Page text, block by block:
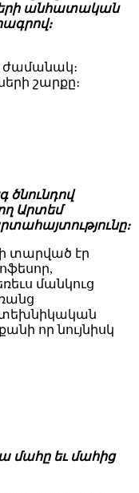
անհատական
ժամանակ։
շարքը։
ծնունդով
Արտեմ
տարված էր
մանկուց
որ նույնիսկ
մահը եւ մահից